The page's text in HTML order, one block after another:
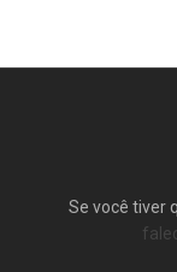
Se você tiver